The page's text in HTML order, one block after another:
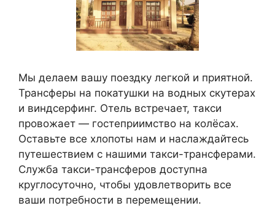
Мы делаем вашу поездку легкой и приятной.
Трансферы на покатушки на водных скутерах
и виндсерфинг. Отель встречает, такси
провожает — гостеприимство на колёсах.
Оставьте все хлопоты нам и наслаждайтесь
путешествием с нашими такси-трансферами.
Служба такси-трансферов доступна
круглосуточно, чтобы удовлетворить все
ваши потребности в перемещении.